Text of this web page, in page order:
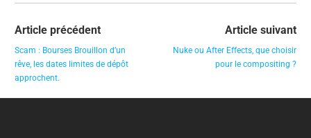
Article précédent
Scam : Bourses Brouillon d’un
rêve, les dates limites de dépôt
approchent.
Article suivant
Nuke ou After Effects, que choisir
pour le compositing ?